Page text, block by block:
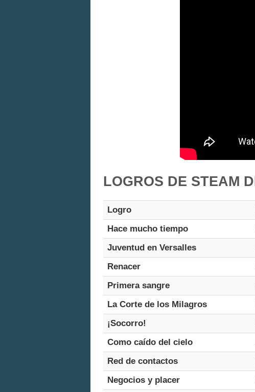
LOGROS DE STEAM
Logro
Hace mucho tiempo
Juventud en Versalles
Renacer
Primera sangre
La Corte de los Milagros
¡Socorro!
Como caído del cielo
Red de contactos
Negocios y placer